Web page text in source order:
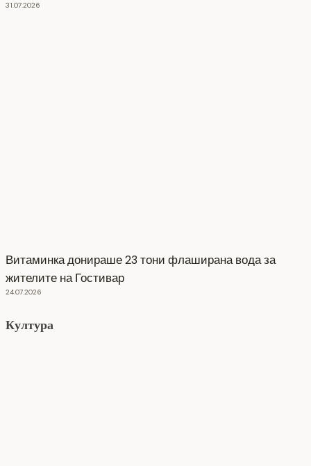
31.07.2026
Витаминка донираше 23 тони флаширана вода за
жителите на Гостивар
24.07.2026
Култура